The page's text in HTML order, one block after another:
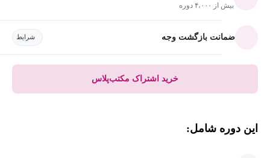
بیش از ۴،۰۰۰ دوره
ضمانت بازگشت وجه شرایط
خرید اشتراک مکتب‌پلاس
این دوره شامل: